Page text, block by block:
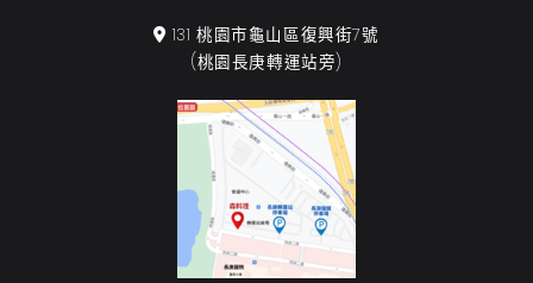
131 桃園市龜山區復興街7號
(桃園長庚轉運站旁)